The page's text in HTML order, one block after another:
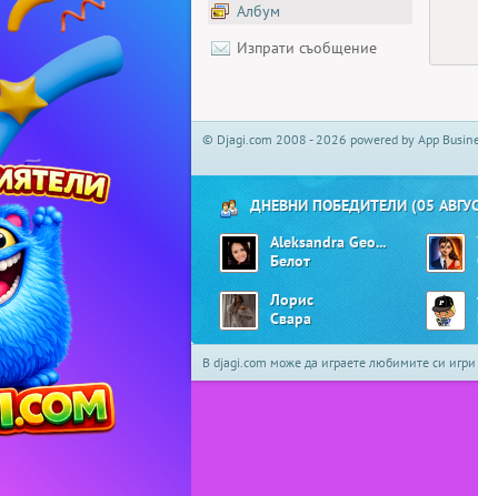
Албум
Изпрати съобщение
© Djagi.com 2008 - 2026 powered by App
ДНЕВНИ ПОБЕДИТЕЛИ (05
Aleksandra Georgieva01
Белот
Лорис
Свара
В djagi.com може да играете любимите си игри